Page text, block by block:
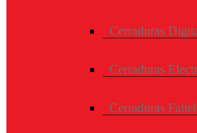
Cerraduras
Cerraduras
Cerraduras